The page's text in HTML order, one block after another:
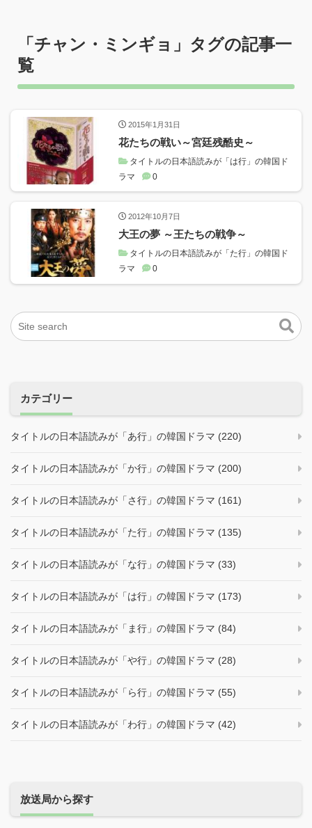
「チャン・ミンギョ 」タグの記事一
覧
2015年1月31日
花たちの戦い～宮廷残酷史～
タイトルの日本語読みが「は行」の韓国ド
ラマ
0
2012年10月7日
大王の夢 ～王たちの戦争～
タイトルの日本語読みが「た行」の韓国ド
ラマ
0
カテゴリー
タイトルの日本語読みが「あ行」の韓国ドラマ (220)
タイトルの日本語読みが「か行」の韓国ドラマ (200)
タイトルの日本語読みが「さ行」の韓国ドラマ (161)
タイトルの日本語読みが「た行」の韓国ドラマ (135)
タイトルの日本語読みが「な行」の韓国ドラマ (33)
タイトルの日本語読みが「は行」の韓国ドラマ (173)
タイトルの日本語読みが「ま行」の韓国ドラマ (84)
タイトルの日本語読みが「や行」の韓国ドラマ (28)
タイトルの日本語読みが「ら行」の韓国ドラマ (55)
タイトルの日本語読みが「わ行」の韓国ドラマ (42)
放送局から探す